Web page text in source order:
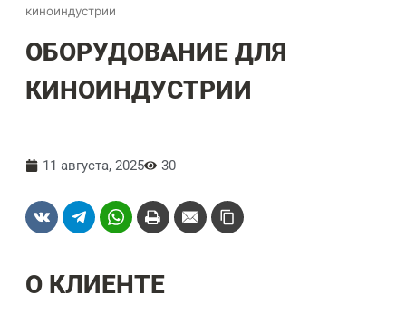
киноиндустрии
ОБОРУДОВАНИЕ ДЛЯ
КИНОИНДУСТРИИ
11 августа, 2025 30
О КЛИЕНТЕ